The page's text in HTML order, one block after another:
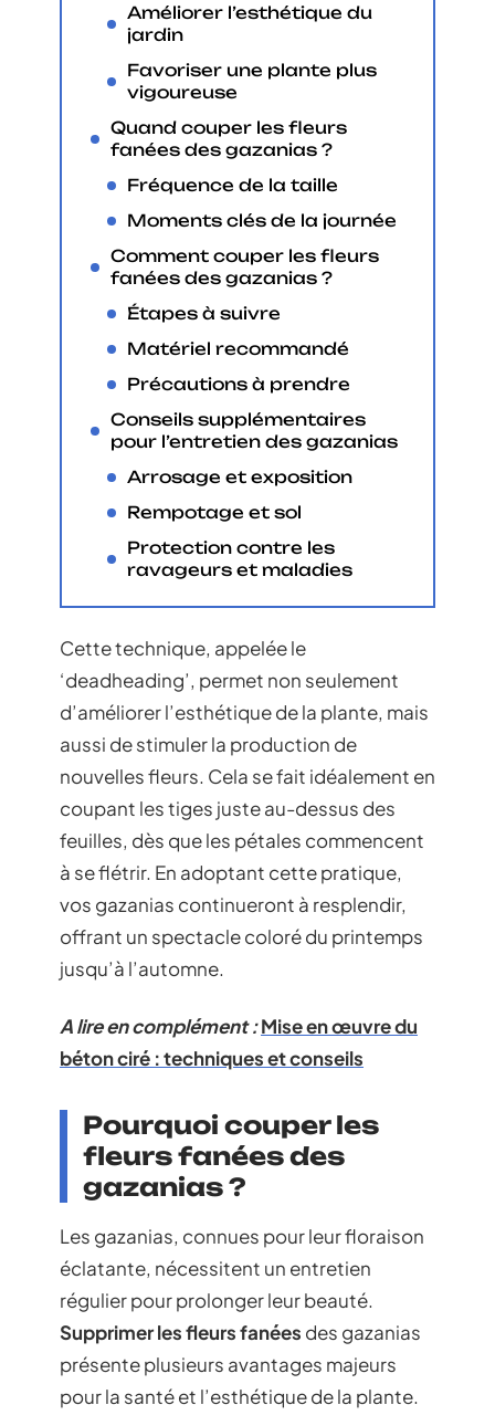
Améliorer l’esthétique du
jardin
Favoriser une plante plus
vigoureuse
Quand couper les fleurs
fanées des gazanias ?
Fréquence de la taille
Moments clés de la journée
Comment couper les fleurs
fanées des gazanias ?
Étapes à suivre
Matériel recommandé
Précautions à prendre
Conseils supplémentaires
pour l’entretien des gazanias
Arrosage et exposition
Rempotage et sol
Protection contre les
ravageurs et maladies
Cette technique, appelée le
‘deadheading’, permet non seulement
d’améliorer l’esthétique de la plante, mais
aussi de stimuler la production de
nouvelles fleurs. Cela se fait idéalement en
coupant les tiges juste au-dessus des
feuilles, dès que les pétales commencent
à se flétrir. En adoptant cette pratique,
vos gazanias continueront à resplendir,
offrant un spectacle coloré du printemps
jusqu’à l’automne.
A lire en complément :Mise en œuvre du
béton ciré : techniques et conseils
Pourquoi couper les
fleurs fanées des
gazanias ?
Les gazanias, connues pour leur floraison
éclatante, nécessitent un entretien
régulier pour prolonger leur beauté.
Supprimer les fleurs fanées des gazanias
présente plusieurs avantages majeurs
pour la santé et l’esthétique de la plante.